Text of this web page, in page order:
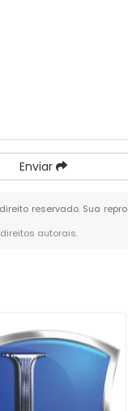
Enviar
reservado. Sua
direitos autorais.